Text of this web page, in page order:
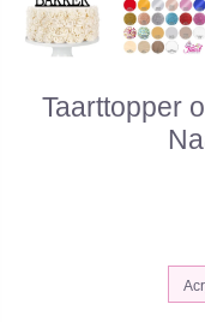
Taarttopper